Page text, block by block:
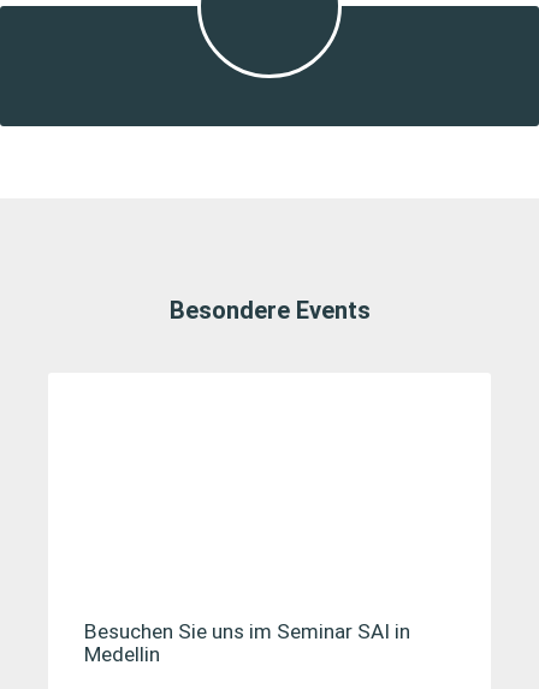
Besondere Events
Besuchen Sie uns im Seminar SAI in
Medellin